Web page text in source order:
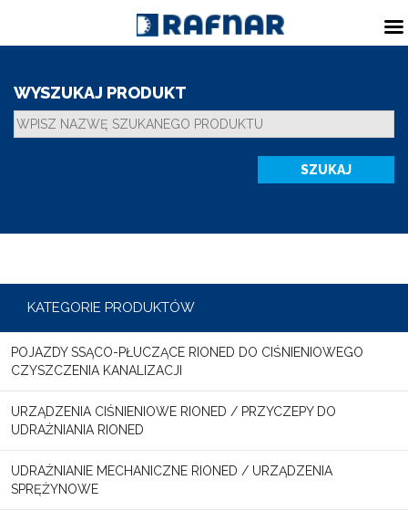
WYSZUKAJ PRODUKT
KATEGORIE PRODUKTÓW
POJAZDY SSĄCO-PŁUCZĄCE RIONED DO CIŚNIENIOWEGO
CZYSZCZENIA KANALIZACJI
URZĄDZENIA CIŚNIENIOWE RIONED / PRZYCZEPY DO
UDRAŻNIANIA RIONED
UDRAŻNIANIE MECHANICZNE RIONED / URZĄDZENIA
SPRĘŻYNOWE